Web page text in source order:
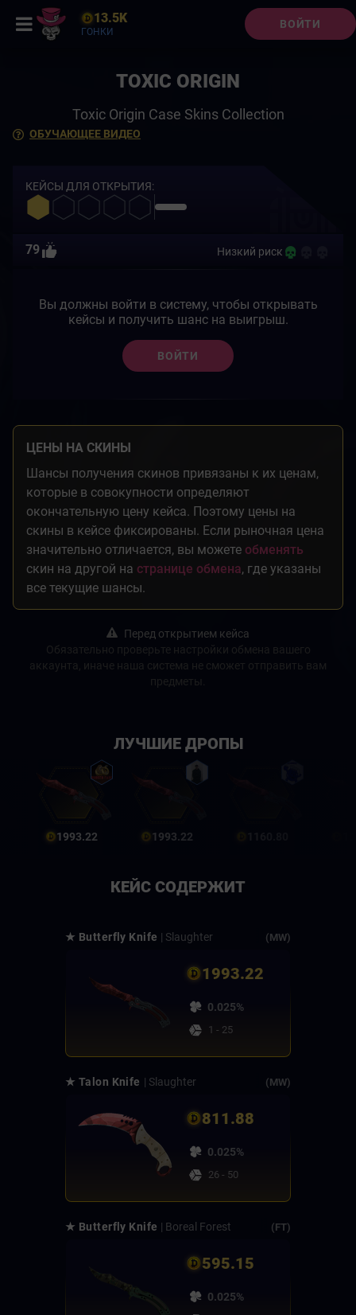
13.5K
ГОНКИ
ВОЙТИ
ОБУЧАЮЩЕЕ ВИДЕО
TOXIC ORIGIN
Toxic Origin Case Skins Collection
КЕЙСЫ ДЛЯ ОТКРЫТИЯ:
79 Низкий риск
Вы должны войти в систему, чтобы открывать
кейсы и получить шанс на выигрыш.
ВОЙТИ
ЦЕНЫ НА СКИНЫ
Шансы получения скинов привязаны к их ценам,
которые в совокупности определяют
окончательную цену кейса. Поэтому цены на
скины в кейсе фиксированы. Если рыночная цена
значительно отличается, вы можете обменять
скин на другой на странице обмена, где указаны
все текущие шансы.
Перед открытием кейса
Обязательно проверьте настройки обмена вашего
аккаунта, иначе наша система не сможет отправить вам
предметы.
ЛУЧШИЕ ДРОПЫ
1993.22 1993.22
КЕЙС СОДЕРЖИТ
★ Butterfly Knife | Slaughter (MW)
1993.22
0.025%
1 - 25
★ Talon Knife | Slaughter (MW)
811.88
0.025%
26 - 50
★ Butterfly Knife | Boreal Forest (FT)
595.15
0.025%